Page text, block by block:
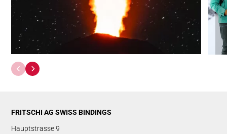
FRITSCHI AG SWISS BINDINGS
Hauptstrasse 9